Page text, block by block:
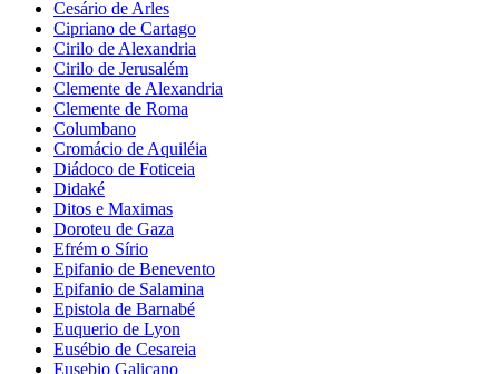
Cesário de Arles
Cipriano de Cartago
Cirilo de Alexandria
Cirilo de Jerusalém
Clemente de Alexandria
Clemente de Roma
Columbano
Cromácio de Aquiléia
Diádoco de Foticeia
Didaké
Ditos e Maximas
Doroteu de Gaza
Efrém o Sírio
Epifanio de Benevento
Epifanio de Salamina
Epistola de Barnabé
Euquerio de Lyon
Eusébio de Cesareia
Eusebio Galicano